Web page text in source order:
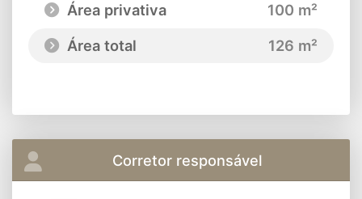
Área privativa
100 m²
Área total
126 m²
Corretor responsável